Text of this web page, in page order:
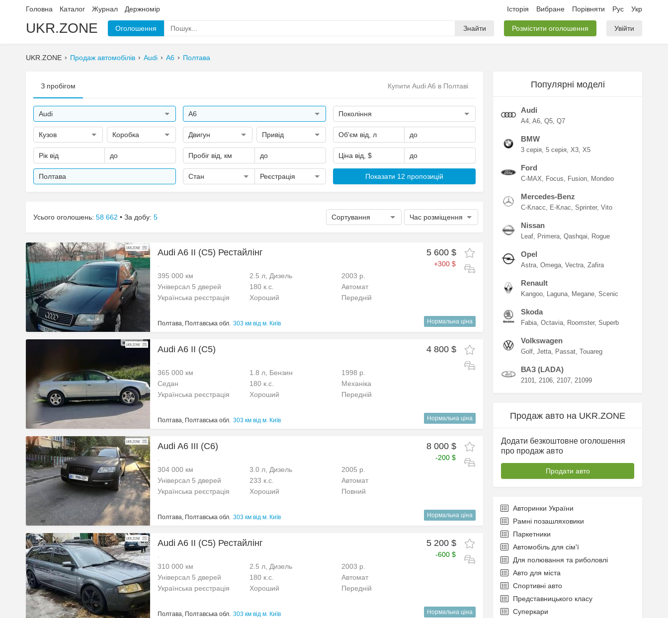
Головна Каталог Журнал Держномір Історія Вибране Порівняти Рус Укр
UKR.ZONE Оголошення Знайти Розмістити оголошення Увійти
UKR.ZONE Продаж автомобілів Audi A6 Полтава
З пробігом Купити Audi A6 в Полтаві
Audi A6 Покоління
Кузов Коробка Двигун Привід Об'єм від, л до
Рік від до Пробіг від, км до Ціна від, $ до
Полтава Стан Реєстрація Показати 12 пропозицій
Усього оголошень: 58 662 • За добу: 5 Сортування Час розміщення
Audi A6 II (C5) Рестайлінг 5 600 $
+300 $
.
395 000 км 2.5 л, Дизель
2003 р.
Універсал 5 дверей
180 к.с.
Автомат
Українська реєстрація
Хороший Передній
Полтава, Полтавська обл. 303 км від м. Київ Нормальна ціна
Audi A6 II (C5) 4 800 $
.
365 000 км 1.8 л, Бензин
1998 р.
Седан
180 к.с.
Механіка
Українська реєстрація
Хороший Передній
Полтава, Полтавська обл. 303 км від м. Київ Нормальна ціна
Audi A6 III (C6) 8 000 $
-200 $
.
304 000 км 3.0 л, Дизель
2005 р.
Універсал 5 дверей
233 к.с.
Автомат
Українська реєстрація
Хороший Повний
Полтава, Полтавська обл. 303 км від м. Київ Нормальна ціна
Audi A6 II (C5) Рестайлінг 5 200 $
-600 $
.
310 000 км 2.5 л, Дизель
2003 р.
Універсал 5 дверей
180 к.с.
Автомат
Українська реєстрація
Хороший Передній
Полтава, Полтавська обл. 303 км від м. Київ Нормальна ціна
Популярні моделі
Audi
A4 A6 Q5 Q7
BMW
3 серія 5 серія X3 X5
Ford
C-MAX Focus Fusion Mondeo
Mercedes-Benz
C-Класс E-Клас Sprinter Vito
Nissan
Leaf Primera Qashqai Rogue
Opel
Astra Omega Vectra Zafira
Renault
Kangoo Laguna Megane Scenic
Skoda
Fabia Octavia Roomster Superb
Volkswagen
Golf Jetta Passat Touareg
ВАЗ (LADA)
2101 2106 2107 21099
Продаж авто на UKR.ZONE
Додати безкоштовне оголошення
про продаж авто
Продати авто
Авторинки України
Рамні позашляховики
Паркетники
Автомобіль для сім'ї
Для полювання та риболовлі
Авто для міста
Спортивні авто
Представницького класу
Суперкари